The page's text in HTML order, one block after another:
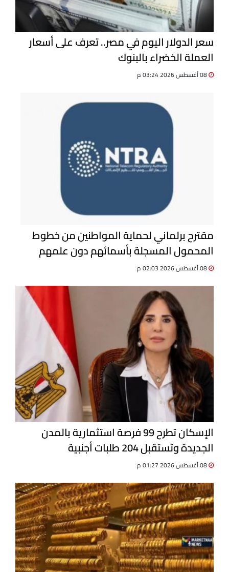
سعر الدولار اليوم في مصر.. تعرف على أسعار
العملة الخضراء بالبنوك
مقترح برلماني لحماية المواطنين من خطوط
المحمول المسجلة بأسمائهم دون علمهم
الإسكان تطرح 99 فرصة استثمارية بالمدن
الجديدة وتستقبل 204 طلبات أجنبية